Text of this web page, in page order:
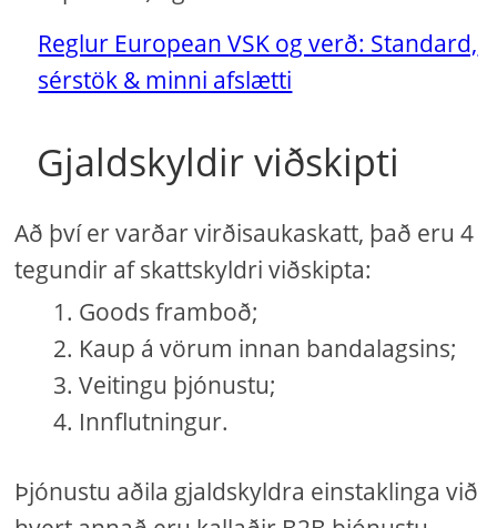
Reglur European VSK og verð: Standard,
sérstök & minni afslætti
Gjaldskyldir viðskipti
Að því er varðar virðisaukaskatt, það eru 4
tegundir af skattskyldri viðskipta:
Goods framboð;
Kaup á vörum innan bandalagsins;
Veitingu þjónustu;
Innflutningur.
Þjónustu aðila gjaldskyldra einstaklinga við